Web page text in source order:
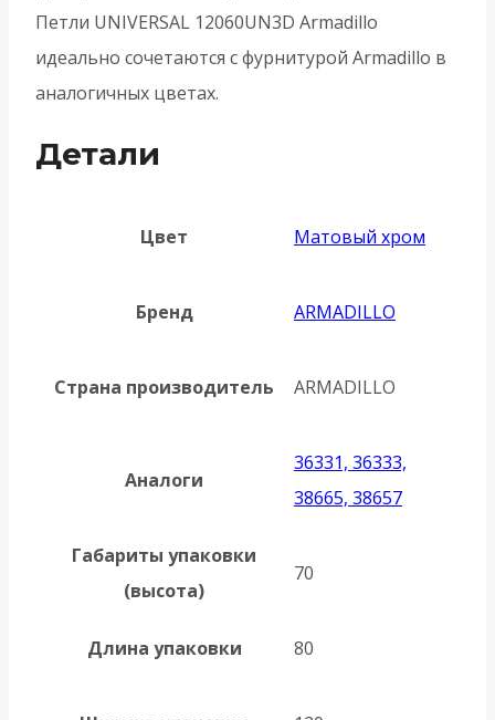
Петли UNIVERSAL 12060UN3D Armadillo
идеально сочетаются с фурнитурой Armadillo в
аналогичных цветах.
Детали
Цвет Матовый хром
Бренд ARMADILLO
Страна производитель ARMADILLO
Аналоги
36331, 36333,
38665, 38657
Габариты упаковки
(высота)
70
Длина упаковки 80